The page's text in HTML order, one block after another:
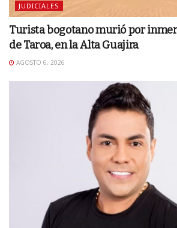
JUDICIALES
Turista bogotano murió por
de Taroa, en la Alta Guajira
AGOSTO 6, 2026